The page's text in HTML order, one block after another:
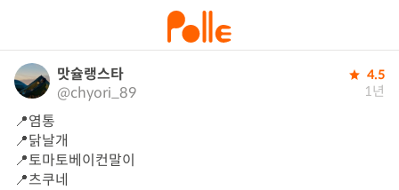
맛슐랭스타
@chyori_89
4.5
1년
📍염통
📍닭날개
📍토마토베이컨말이
📍츠쿠네